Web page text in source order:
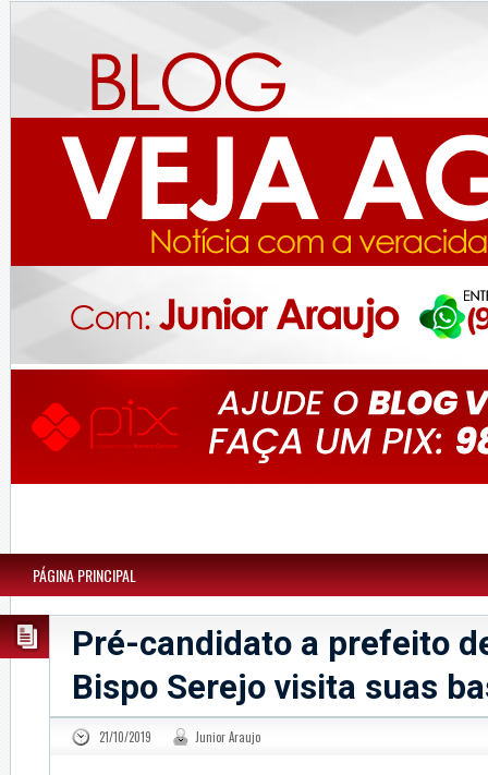
PÁGINA PRINCIPAL
Pré-candidato a prefeito
Bispo Serejo visita suas
21/10/2019 Junior Araujo